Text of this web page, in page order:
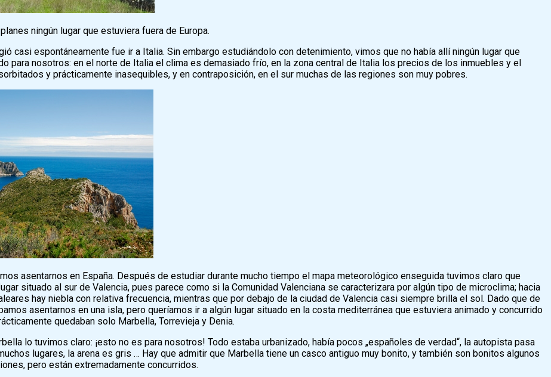
ningún lugar que estuviera fuera de Europa.
casi espontáneamente fue ir a Italia. Sin embargo estudiándolo con detenimiento, vimos que no había allí ningún lugar que
para nosotros: en el norte de Italia el clima es demasiado frío, en la zona central de Italia los precios de los inmuebles y el
y prácticamente inasequibles, y en contraposición, en el sur muchas de las regiones son muy pobres.
asentarnos en España. Después de estudiar durante mucho tiempo el mapa meteorológico enseguida tuvimos claro que
situado al sur de Valencia, pues parece como si la Comunidad Valenciana se caracterizara por algún tipo de microclima; hacia
hay niebla con relativa frecuencia, mientras que por debajo de la ciudad de Valencia casi siempre brilla el sol. Dado que de
asentarnos en una isla, pero queríamos ir a algún lugar situado en la costa mediterránea que estuviera animado y concurrido
quedaban solo Marbella, Torrevieja y Denia.
lo tuvimos claro: ¡esto no es para nosotros! Todo estaba urbanizado, había pocos „españoles de verdad“, la autopista pasa
lugares, la arena es gris … Hay que admitir que Marbella tiene un casco antiguo muy bonito, y también son bonitos algunos
pero están extremadamente concurridos.